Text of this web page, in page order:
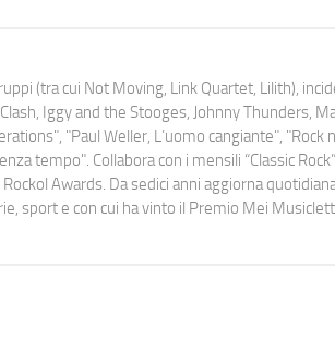
(tra cui Not Moving, Link Quartet, Lilith),
Iggy and the Stooges, Johnny Thunders,
"Paul Weller, L’uomo cangiante", "Rock
tempo". Collabora con i mensili “Classic
Awards. Da sedici anni aggiorna
sport e con cui ha vinto il Premio Mei